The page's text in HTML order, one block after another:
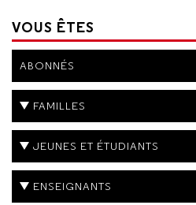
VOUS ÊTES
ABONNÉS
FAMILLES
JEUNES ET ÉTUDIANTS
ENSEIGNANTS